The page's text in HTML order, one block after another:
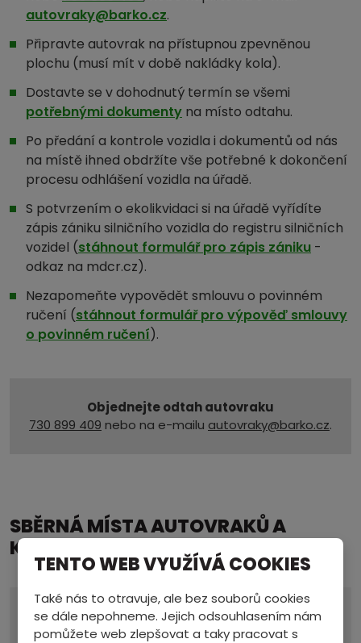
autovraky@barko.cz.
Připravte autovrak na přístupnou zpevněnou
plochu (musí mít v době nakládky kola).
Dostavte se v dohodnutý termín se všemi
potřebnými dokumenty na místo odtahu.
Po předání a kontrole vozidla i dokumentů od nás
na místě ihned obdržíte vše potřebné k dokončení
procesu odhlášení vozidla na úřadě.
S potvrzením o ekolikvidaci si na úřadě vyřídíte
zápis zániku silničního vozidla do registru silničních
vozidel (stáhnout formulář pro zápis zániku -
odkaz na mdcr.cz).
Nezapomeňte vypovědět smlouvu o povinném
ručení (stáhnout formulář pro výpověď smlouvy
o povinném ručení).
Objednejte odtah autovraku
730 899 409 nebo na e-mailu autovraky@barko.cz.
SBĚRNÁ MÍSTA AUTOVRAKŮ A
KONTAKTY
Provozovna a sídlo
ZASTÁVKA
TENTO WEB VYUŽÍVÁ COOKIES
Také nás to otravuje, ale bez souborů cookies
se dále nepohneme. Jejich odsouhlasením nám
pomůžete web zlepšovat a taky pracovat s